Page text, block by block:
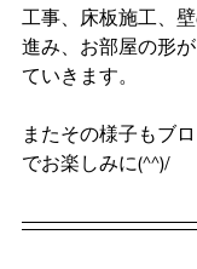
工事、床板施工、
進み、お部屋の形
ていきます。
またその様子もブ
でお楽しみに(^^)/